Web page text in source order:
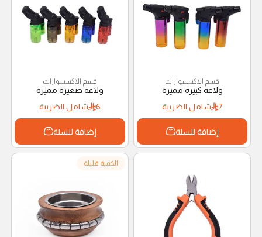
قسم الاكسسوارات
ولاعة كبيرة مميزة
7
شامل الضريبة
إضافة للسلة
قسم الاكسسوارات
ولاعة صغيرة مميزة
6
شامل الضريبة
إضافة للسلة
الكمية قليلة